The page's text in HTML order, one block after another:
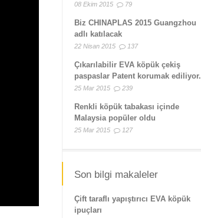
08 Ekim 2015 79
Biz CHINAPLAS 2015 Guangzhou
adlı katılacak
22 Nisan 2015 137
Çıkarılabilir EVA köpük çekiş
paspaslar Patent korumak ediliyor.
25 Mar 2015 239
Renkli köpük tabakası içinde
Malaysia popüler oldu
25 Mar 2015 127
Son bilgi makaleler
Çift taraflı yapıştırıcı EVA köpük
ipuçları